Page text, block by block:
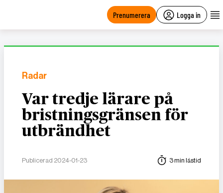
Prenumerera Logga in
Radar
Var tredje lärare på
bristningsgränsen för
utbrändhet
Publicerad 2024-01-23 3 min lästid